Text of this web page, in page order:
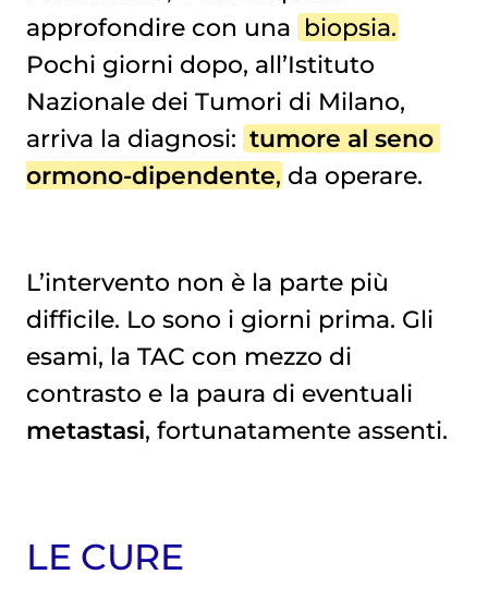
approfondire con una biopsia.
Pochi giorni dopo, all’Istituto
Nazionale dei Tumori di Milano,
arriva la diagnosi: tumore al seno
ormono-dipendente, da operare.
L’intervento non è la parte più
difficile. Lo sono i giorni prima. Gli
esami, la TAC con mezzo di
contrasto e la paura di eventuali
metastasi, fortunatamente assenti.
LE CURE